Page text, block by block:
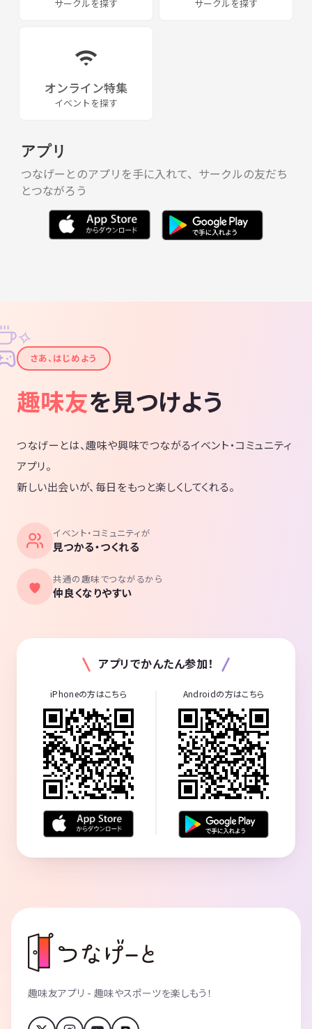
サークルを探す サークルを探す
オンライン特集
イベントを探す
アプリ
つなげーとのアプリを手に入れて、サークルの友だち
とつながろう
✦
✧
さあ、はじめよう
趣味友を見つけよう
つなげーとは、趣味や興味でつながるイベント・コミュニティ
アプリ。
新しい出会いが、毎日をもっと楽しくしてくれる。
イベント・コミュニティが
見つかる・つくれる
共通の趣味でつながるから
仲良くなりやすい
アプリでかんたん参加！
iPhoneの方はこちら Androidの方はこちら
趣味友アプリ - 趣味やスポーツを楽しもう！